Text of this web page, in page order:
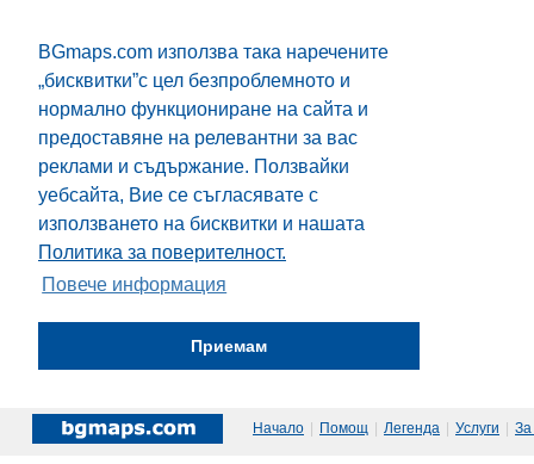
BGmaps.com използва така наречените
„бисквитки”с цел безпроблемното и
нормално функциониране на сайта и
предоставяне на релевантни за вас
реклами и съдържание. Ползвайки
уебсайта, Вие се съгласявате с
използването на бисквитки и нашата
Политика за поверителност.
Повече информация
Приемам
Начало | Помощ | Легенда | Услуги | За